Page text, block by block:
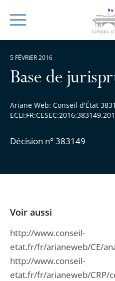
Menu
Base de
Ariane Web: Conseil d'État
Décision n° 383149
5 FÉVRIER 2016
Voir aussi
http://www.conseil-
etat.fr/fr/arianeweb/CE/
http://www.conseil-
etat.fr/fr/arianeweb/CRP/